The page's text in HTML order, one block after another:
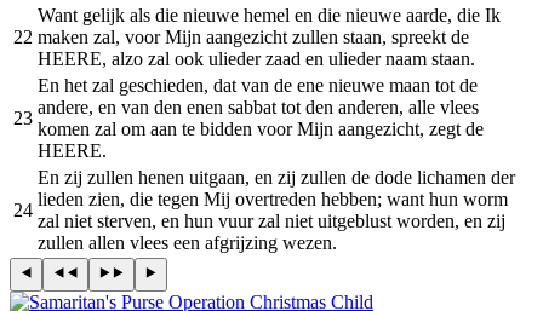
22
Want gelijk als die nieuwe hemel en die nieuwe aarde, die Ik
maken zal, voor Mijn aangezicht zullen staan, spreekt de
HEERE, alzo zal ook ulieder zaad en ulieder naam staan.
23
En het zal geschieden, dat van de ene nieuwe maan tot de
andere, en van den enen sabbat tot den anderen, alle vlees
komen zal om aan te bidden voor Mijn aangezicht, zegt de
HEERE.
24
En zij zullen henen uitgaan, en zij zullen de dode lichamen der
lieden zien, die tegen Mij overtreden hebben; want hun worm
zal niet sterven, en hun vuur zal niet uitgeblust worden, en zij
zullen allen vlees een afgrijzing wezen.